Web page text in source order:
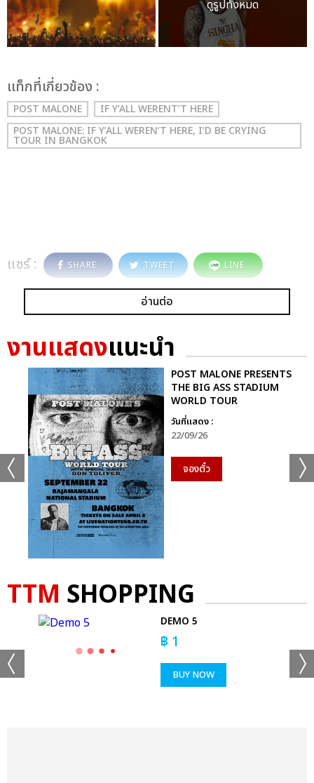
ดูรูปทั้งหมด
เเท็กที่เกี่ยวข้อง :
POST MALONE
IF Y’ALL WERENT’T HERE
POST MALONE: IF Y’ALL WEREN’T HERE, I’D BE CRYING
TOUR IN BANGKOK
แชร์ : SHARE TWEET LINE
อ่านต่อ
งานแสดงแนะนำ
POST MALONE PRESENTS
THE BIG ASS STADIUM
WORLD TOUR
วันที่แสดง :
22/09/26
จองตั๋ว
TTM SHOPPING
DEMO 5
฿ 1
BUY NOW